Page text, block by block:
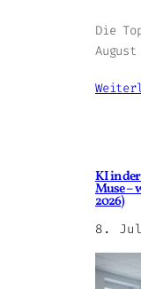
Die
KI in
Muse –
2026)
8.